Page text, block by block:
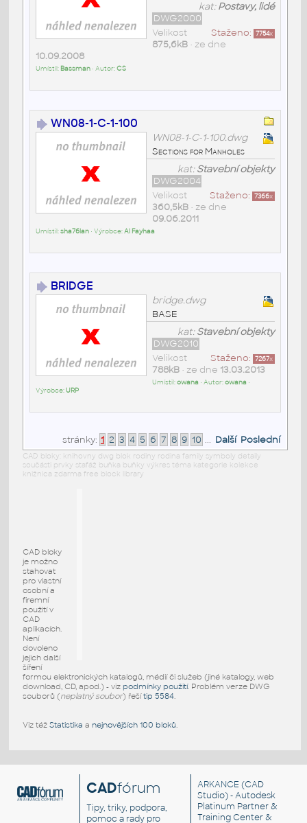
kat:Postavy, lidé
DWG2000
Staženo: 7754x
Velikost
875,6kB• ze dne
10.09.2008
Umístil: Bassman• Autor:CS
WN08-1-C-1-100
WN08-1-C-1-100.dwg
Sections for Manholes
kat:Stavební objekty
DWG2004
Staženo: 7366x
Velikost
360,5kB• ze dne
09.06.2011
Umístil:sha76lan• Výrobce:Al Fayhaa
BRIDGE
bridge.dwg
BASE
kat:Stavební objekty
DWG2010
Staženo: 7267x
Velikost
788kB• ze dne 13.03.2013
Umístil:owana • Autor:owana •
Výrobce:URP
stránky: 1 2 3 4 5 6 7 8 9 10 ... Další Poslední
CAD bloky: knihovny dwg blok rodiny rodina family symboly detaily
součásti prvky stafáž buňka buňky výkres téma kategorie kolekce
knižnica zdarma free block library
CAD bloky
je možno
stahovat
pro vlastní
osobní a
firemní
použití v
CAD
aplikacích.
Není
dovoleno
jejich další
šíření
formou elektronických katalogů, médií či služeb (jiné katalogy, web
download, CD, apod.) - viz podmínky použití. Problém verze DWG
souborů (neplatný soubor) řešítip 5584.
Viz též Statistika a nejnovějších 100 bloků.
CADfórum
Tipy, triky, podpora,
pomoc a rady pro
ARKANCE (CAD
Studio) - Autodesk
Platinum Partner &
Training Center &